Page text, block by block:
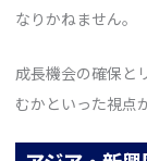
なりかねません。
成長機会の確保と
むかといった視点